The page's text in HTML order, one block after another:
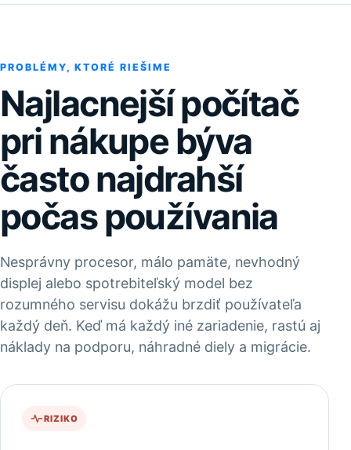
PROBLÉMY, KTORÉ RIEŠIME
Najlacnejší počítač
pri nákupe býva
často najdrahší
počas používania
Nesprávny procesor, málo pamäte, nevhodný
displej alebo spotrebiteľský model bez
rozumného servisu dokážu brzdiť používateľa
každý deň. Keď má každý iné zariadenie, rastú aj
náklady na podporu, náhradné diely a migrácie.
RIZIKO